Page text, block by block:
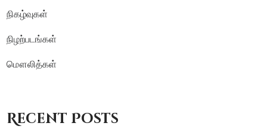
நிகழ்வுகள்
நிழற்படங்கள்
மௌலித்கள்
Recent Posts